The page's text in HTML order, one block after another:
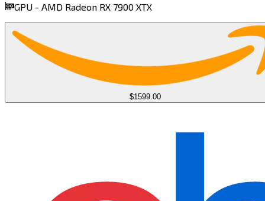
find more oncpus.gg
GPU - AMD Radeon RX 7900 XTX​​​​‌ ‍ ​‍​‍‌‍ ‌ ​‍‌‍‍‌‌‍‌ ‌‍‍‌‌‍ ‍​‍​‍​ ‍‍​‍​‍‌ ​ ‌‍​‌‌‍ ‍‌‍‍‌‌ ‌​‌ ‍‌​‍ ‍‌‍‍‌‌‍ ​‍​‍​‍ ​​‍​‍‌‍‍​‌ ​‍‌‍‌‌‌‍‌‍​‍​‍​ ‍‍​‍​‍​‍ ‌‍​‌‌‍‌​‌‍ ‌‌‍‍‌‌‍ ‍​‍ ‌‍‍‌‌‍ ‍‌ ‌​‌‍‌‌‌‍ ‍‌ ‌​​‍ ‌‍‌‌‌‍‌​‌‍‍‌‌ ‌​​‍ ‌‍ ‌‌‍ ‌‍‌​‌‍‌‌​ ‌‌ ​​‌ ​‍‌‍‌‌‌ ​ ‌‍‌‌‌‍ ‍‌ ‌​‌‍​‌‌ ‌​‌‍‍‌‌‍ ‌‍ ‍​ ‍ ‌‍‍‌‌‍‌​​ ‌‌‍​‌​ ‍​​ ‌‌‌‍​‌​ ​ ‌‍​‍​ ​ ​ ‌​​‍ ‌‌‍​‍‌‍​ ​ ​‌​ ​​​‍ ‌​ ‌​‌‍​‍​ ​ ​ ‍​​‍ ‌​ ‍​​ ​‍‌‍​‌​ ‍‌​‍ ‌‌‍​‍​ ​ ‌‍​ ​ ‌‌​ ‌ ‌‍‌​​ ​‍​ ‌​‌‍​‍​ ‌‌​ ​ ​ ‍​​ ‍ ‌ ‌​‌ ‍‌‌ ​​‌‍‌‌​ ‌‌‍‌ ‌ ​​‌ ‌‌​ ‍ ‌ ​​‌‍​‌‌ ‌​‌‍‍​​ ‌‌‍ ‍‌‍​‌‌‍ ‌‌‍‌‌​ ‌‍​‍‌‍​‌‌ ​ ‌‍‌‌‌‌‌‌‌ ​‍‌‍ ​​ ‌​‍‌‌​ ​‍‌​‌‍‌‍​‌‌‍‌​‌‍ ‌‌‍‍‌‌‍ ‍​‍‌‍‌‍‍‌‌‍‌​​ ‌‌‍​‌​ ‍​​ ‌‌‌‍​‌​ ​ ‌‍​‍​ ​ ​ ‌​​‍ ‌‌‍​‍‌‍​ ​ ​‌​ ​​​‍ ‌​ ‌​‌‍​‍​ ​ ​ ‍​​‍ ‌​ ‍​​ ​‍‌‍​‌​ ‍‌​‍ ‌‌‍​‍​ ​ ‌‍​ ​ ‌‌​ ‌ ‌‍‌​​ ​‍​ ‌​‌‍​‍​ ‌‌​ ​ ​ ‍​​‍‌‍‌ ‌​‌ ‍‌‌ ​​‌‍‌‌​ ‌‌‍‌ ‌ ​​‌ ‌‌​‍‌‍‌ ​​‌‍​‌‌ ‌​‌‍‍​​ ‌‌‍ ‍‌‍​‌‌‍ ‌‌‍‌‌​‍‌‍‌ ​​‌‍‌‌‌ ​‍‌ ​ ‌ ​​‌‍‌‌‌‍​ ‌ ‌​‌‍‍‌‌ ‌‍‌‍‌‌​ ‌‌ ​​‌ ‌‌‌‍​‍‌‍ ​‌‍‍‌‌ ​ ‌‍‍​‌‍‌‌‌‍‌​​‍​‍‌ ‌
$1599.00